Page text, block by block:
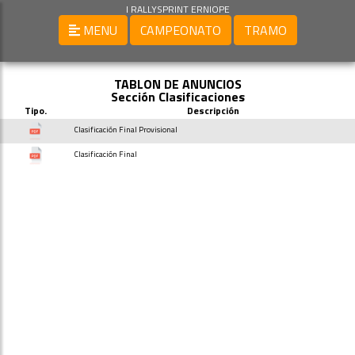
I RALLYSPRINT ERNIOPE
MENU CAMPEONATO TRAMO
TABLON DE ANUNCIOS
Sección Clasificaciones
Tipo. Descripción
Clasificación Final Provisional
Clasificación Final